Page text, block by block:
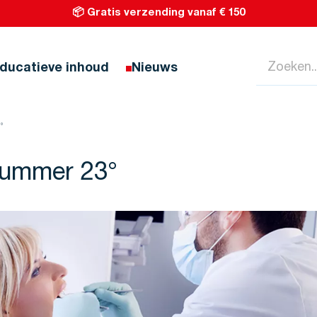
📦 Gratis verzending vanaf € 150
inhoud Nieuws
23°